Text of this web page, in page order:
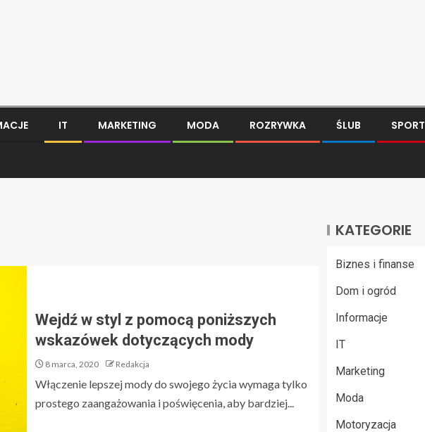
IT MARKETING MODA ROZRYWKA ŚLUB SPORT
Wejdź w styl z pomocą poniższych
wskazówek dotyczących mody
8 marca, 2020 Redakcja
Włączenie lepszej mody do swojego życia wymaga tylko
prostego zaangażowania i poświęcenia, aby bardziej...
KATEGORIE
Biznes i finanse
Dom i ogród
Informacje
IT
Marketing
Moda
Motoryzacja